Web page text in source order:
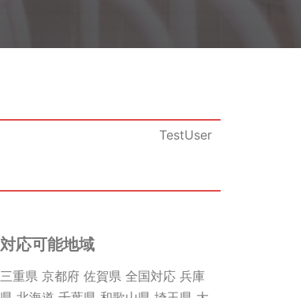
TestUser
対応可能地域
三重県 京都府 佐賀県 全国対応 兵庫